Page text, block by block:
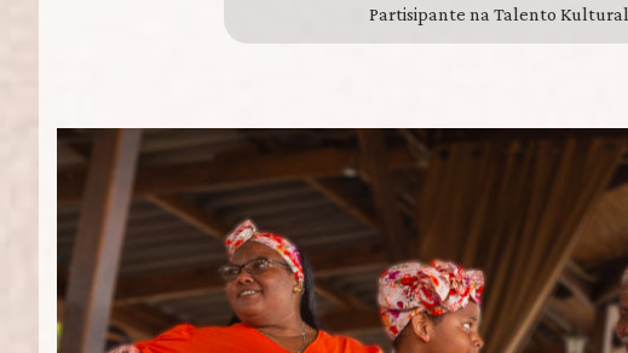
Partisipante na Talento Kultural